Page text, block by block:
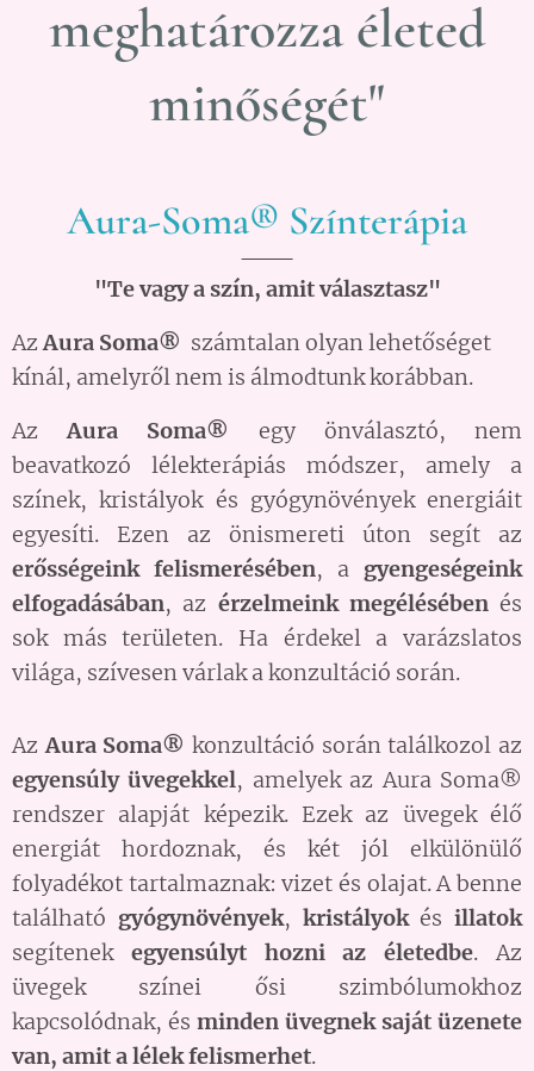
meghatározza életed
minőségét"
Aura-Soma® Színterápia
"Te vagy a szín, amit választasz"
AzAura Soma® számtalan olyan lehetőséget
kínál, amelyről nem is álmodtunk korábban.
AzAura Soma®
egy önválasztó, nem
beavatkozó lélekterápiás módszer, amely a
színek, kristályok és gyógynövények energiáit
egyesíti. Ezen az önismereti úton segít az
erősségeink felismerésében, a gyengeségeink
elfogadásában, az érzelmeink megélésébenés
sok más területen. Ha érdekel a varázslatos
világa, szívesen várlak a konzultáció során.
AzAura Soma® konzultáció során találkozol az
egyensúly üvegekkel, amelyek az Aura Soma®
rendszer alapját képezik. Ezek az üvegek élő
energiát hordoznak, és két jól elkülönülő
folyadékot tartalmaznak: vizet és olajat. A benne
található gyógynövények, kristályokés illatok
segítenek egyensúlyt hozni az életedbe. Az
üvegek színei ősi szimbólumokhoz
kapcsolódnak, és minden üvegnek saját üzenete
van, amit a lélek felismerhet.